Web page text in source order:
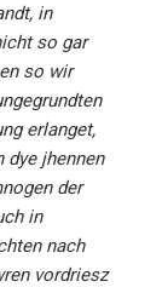
in
so gar
so wir
erlanget,
dye jhennen
der
in
nach
vordriesz